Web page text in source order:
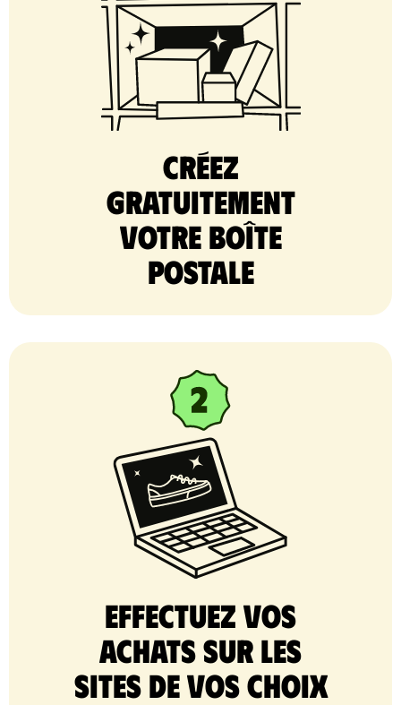
Créez
gratuitement
votre Boîte
postale
Effectuez vos
achats sur les
sites de vos choix